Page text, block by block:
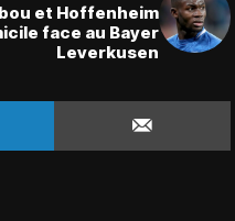
et Hoffenheim
face au Bayer
Leverkusen